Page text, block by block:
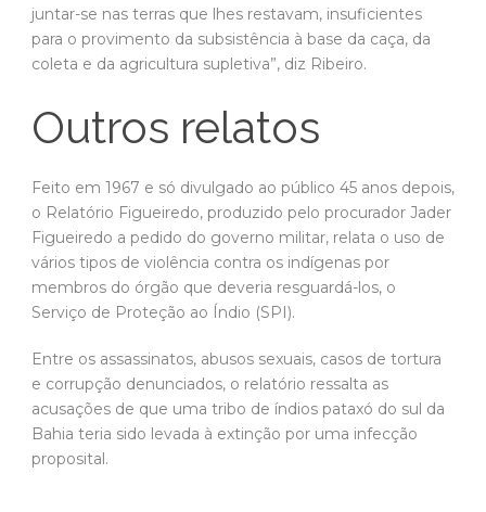
juntar-se nas terras que lhes restavam, insuficientes
para o provimento da subsistência à base da caça, da
coleta e da agricultura supletiva”, diz Ribeiro.
Outros relatos
Feito em 1967 e só divulgado ao público 45 anos depois,
o Relatório Figueiredo, produzido pelo procurador Jader
Figueiredo a pedido do governo militar, relata o uso de
vários tipos de violência contra os indígenas por
membros do órgão que deveria resguardá-los, o
Serviço de Proteção ao Índio (SPI).
Entre os assassinatos, abusos sexuais, casos de tortura
e corrupção denunciados, o relatório ressalta as
acusações de que uma tribo de índios pataxó do sul da
Bahia teria sido levada à extinção por uma infecção
proposital.